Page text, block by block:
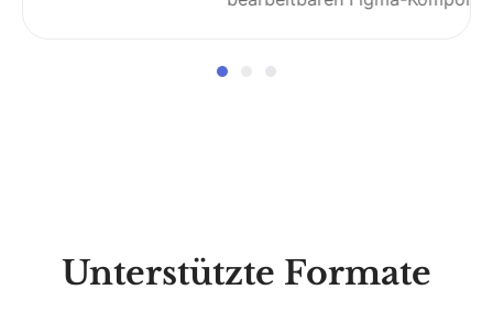
Unterstützte Formate